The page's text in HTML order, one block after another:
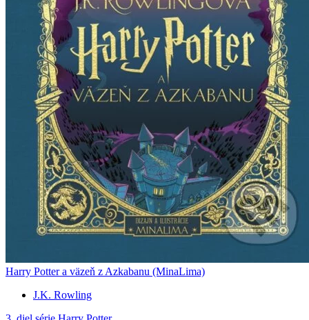
Harry Potter a väzeň z Azkabanu (MinaLima)
J.K. Rowling